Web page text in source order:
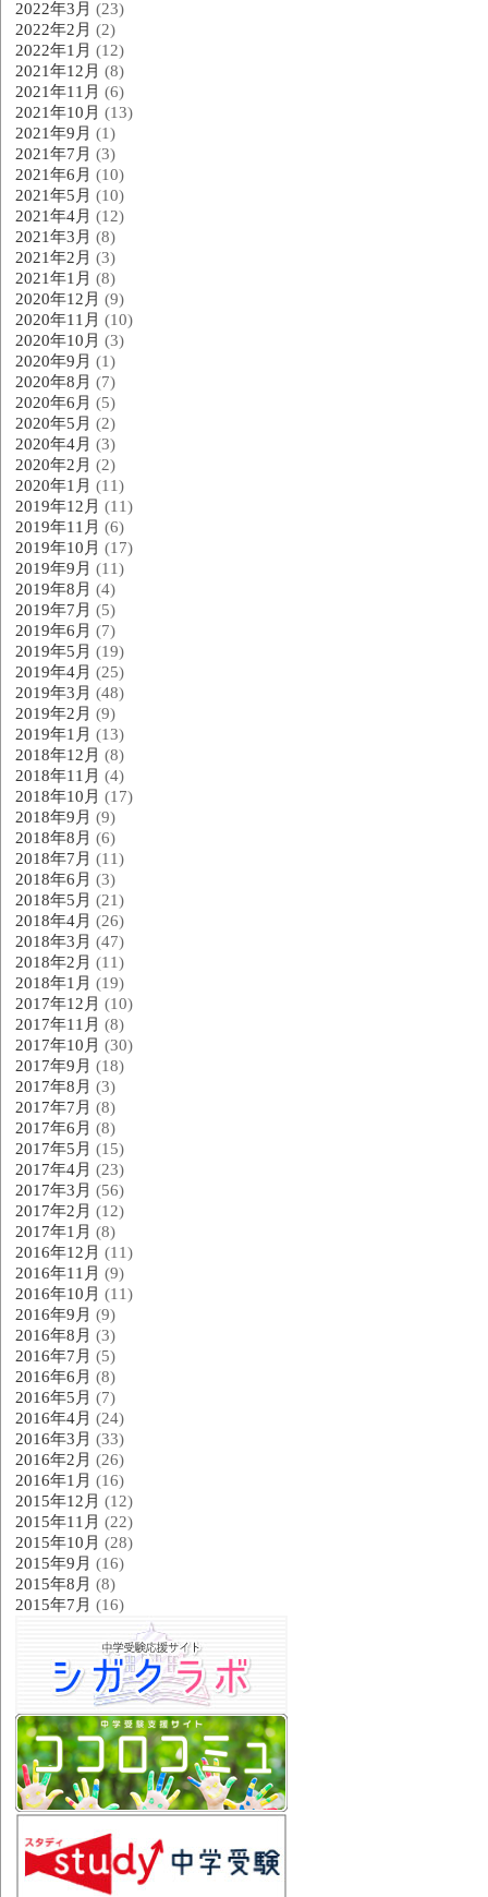
2022年3月 (23)
2022年2月 (2)
2022年1月 (12)
2021年12月 (8)
2021年11月 (6)
2021年10月 (13)
2021年9月 (1)
2021年7月 (3)
2021年6月 (10)
2021年5月 (10)
2021年4月 (12)
2021年3月 (8)
2021年2月 (3)
2021年1月 (8)
2020年12月 (9)
2020年11月 (10)
2020年10月 (3)
2020年9月 (1)
2020年8月 (7)
2020年6月 (5)
2020年5月 (2)
2020年4月 (3)
2020年2月 (2)
2020年1月 (11)
2019年12月 (11)
2019年11月 (6)
2019年10月 (17)
2019年9月 (11)
2019年8月 (4)
2019年7月 (5)
2019年6月 (7)
2019年5月 (19)
2019年4月 (25)
2019年3月 (48)
2019年2月 (9)
2019年1月 (13)
2018年12月 (8)
2018年11月 (4)
2018年10月 (17)
2018年9月 (9)
2018年8月 (6)
2018年7月 (11)
2018年6月 (3)
2018年5月 (21)
2018年4月 (26)
2018年3月 (47)
2018年2月 (11)
2018年1月 (19)
2017年12月 (10)
2017年11月 (8)
2017年10月 (30)
2017年9月 (18)
2017年8月 (3)
2017年7月 (8)
2017年6月 (8)
2017年5月 (15)
2017年4月 (23)
2017年3月 (56)
2017年2月 (12)
2017年1月 (8)
2016年12月 (11)
2016年11月 (9)
2016年10月 (11)
2016年9月 (9)
2016年8月 (3)
2016年7月 (5)
2016年6月 (8)
2016年5月 (7)
2016年4月 (24)
2016年3月 (33)
2016年2月 (26)
2016年1月 (16)
2015年12月 (12)
2015年11月 (22)
2015年10月 (28)
2015年9月 (16)
2015年8月 (8)
2015年7月 (16)